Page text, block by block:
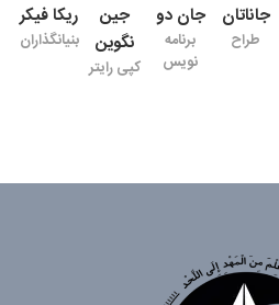
جاناتان
طراح
جان دو
برنامه
نویس
جین
نگوین
کپی رایتر
ریکا فیکر
بنیانگذاران